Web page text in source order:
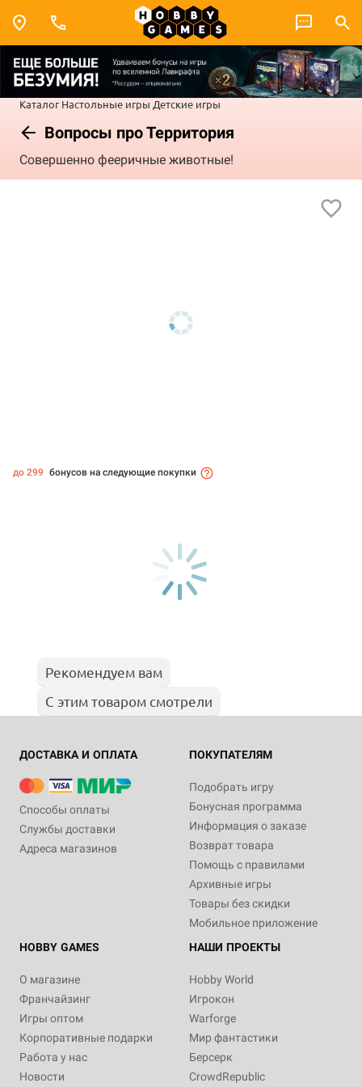
Каталог Настольные игры Детские игры
Вопросы про Территория
Совершенно фееричные животные!
до 299 бонусов на следующие покупки
Рекомендуем вам
С этим товаром смотрели
ДОСТАВКА И ОПЛАТА
Способы оплаты
Службы доставки
Адреса магазинов
ПОКУПАТЕЛЯМ
Подобрать игру
Бонусная программа
Информация о заказе
Возврат товара
Помощь с правилами
Архивные игры
Товары без скидки
Мобильное приложение
HOBBY GAMES
О магазине
Франчайзинг
Игры оптом
Корпоративные подарки
Работа у нас
Новости
НАШИ ПРОЕКТЫ
Hobby World
Игрокон
Warforge
Мир фантастики
Берсерк
CrowdRepublic